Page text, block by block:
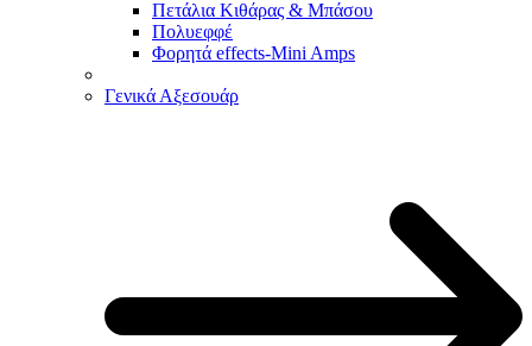
Πετάλια Κιθάρας & Μπάσου
Πολυεφφέ
Φορητά effects-Mini Amps
Γενικά Αξεσουάρ